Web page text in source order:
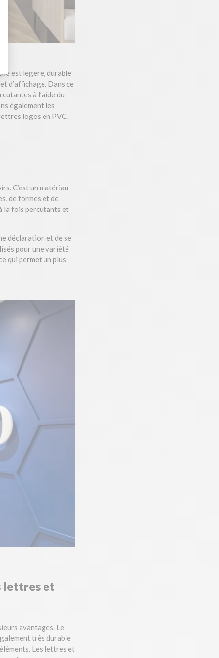
est légère, durable
d’affichage. Dans ce
à l’aide du
également les
logos en PVC.
C’est un matériau
de formes et de
la fois percutants et
déclaration et de se
pour une variété
qui permet un plus
lettres et
avantages. Le
très durable
Les lettres et